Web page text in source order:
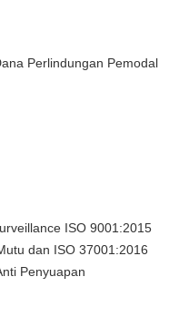
Perlindungan Pemodal
ISO 9001:2015
dan ISO 37001:2016
Penyuapan